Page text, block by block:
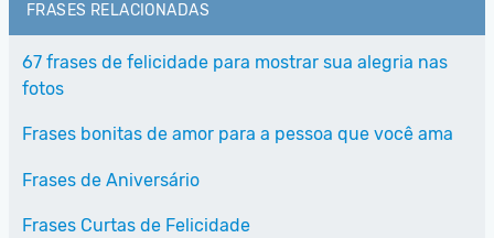
FRASES RELACIONADAS
67 frases de felicidade para mostrar sua alegria nas
fotos
Frases bonitas de amor para a pessoa que você ama
Frases de Aniversário
Frases Curtas de Felicidade